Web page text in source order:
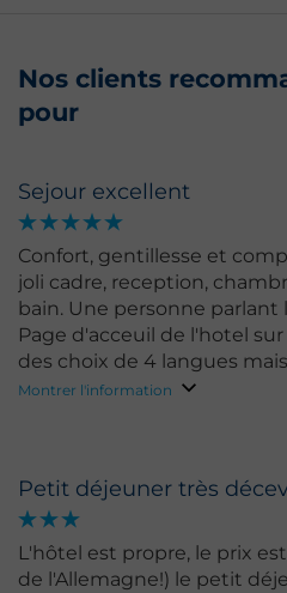
Nos clients
pour
Sejour excellent
Confort, gentillesse et
joli cadre, reception,
bain. Une personne parlant
Page d'acceuil de l'hotel
des choix de 4 langues
France est quand même un
Montrer l'information
Petit déjeuner très
L'hôtel est propre, le prix
de l'Allemagne!) le petit